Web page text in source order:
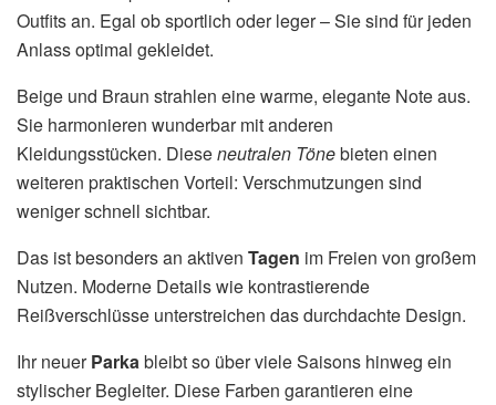
Outfits an. Egal ob sportlich oder leger – Sie sind für jeden
Anlass optimal gekleidet.
Beige und Braun strahlen eine warme, elegante Note aus.
Sie harmonieren wunderbar mit anderen
Kleidungsstücken. Dieseneutralen Tönebieten einen
weiteren praktischen Vorteil: Verschmutzungen sind
weniger schnell sichtbar.
Das ist besonders an aktiven Tagen im Freien von großem
Nutzen. Moderne Details wie kontrastierende
Reißverschlüsse unterstreichen das durchdachte Design.
Ihr neuerParkableibt so über viele Saisons hinweg ein
stylischer Begleiter. Diese Farben garantieren eine